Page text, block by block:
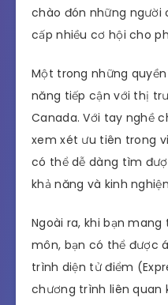
chào đón những người
cấp nhiều cơ hội cho
Một trong những
năng tiếp cận với thị
Canada. Với tay nghề
xem xét ưu tiên trong
có thể dễ dàng tìm
khả năng và kinh
Ngoài ra, khi bạn
môn, bạn có thể được
trình diện tử điểm
chương trình liên quan